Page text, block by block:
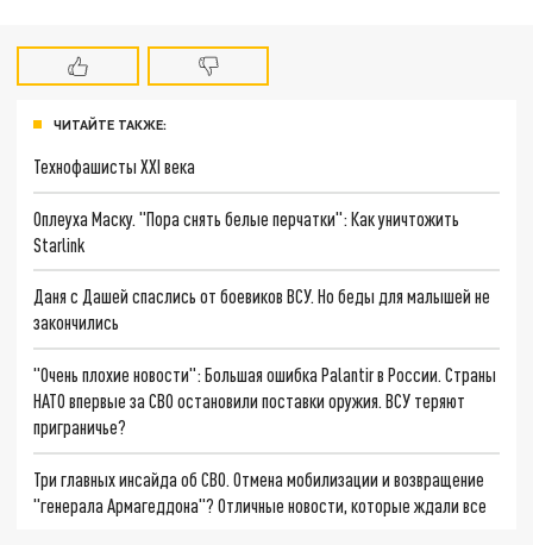
ЧИТАЙТЕ ТАКЖЕ:
Технофашисты XXI века
Оплеуха Маску. "Пора снять белые перчатки": Как уничтожить
Starlink
Даня с Дашей спаслись от боевиков ВСУ. Но беды для малышей не
закончились
"Очень плохие новости": Большая ошибка Palantir в России. Страны
НАТО впервые за СВО остановили поставки оружия. ВСУ теряют
приграничье?
Три главных инсайда об СВО. Отмена мобилизации и возвращение
"генерала Армагеддона"? Отличные новости, которые ждали все